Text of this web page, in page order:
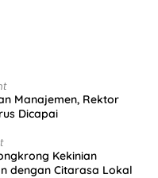
Manajemen, Rektor
Dicapai
Kekinian
dengan Citarasa Lokal